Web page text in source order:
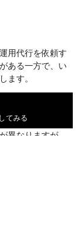
用代行を依頼す
ある一方で、い
ます。
は、サービス内
異なりますが、
てみる